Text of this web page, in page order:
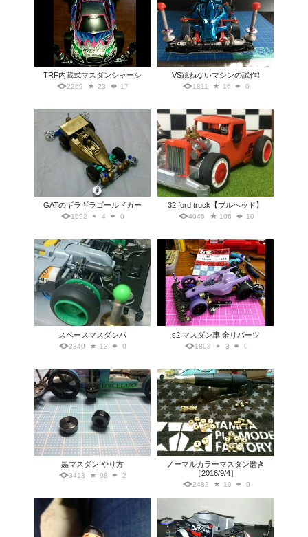
TRF内蔵式マスダンシャーシ
2269 23 17
VS跳ねないマシンの試作❗️
1811 16 0
GATのギラギラゴールドカー
1592 4 0
32 ford truck【ブルヘッド】
4046 106 10
スペースマスダンパ
2340 13 0
s2 マスダン車 余りパーツ
1803 3 0
黒マスダン やり方
3413 98 2
ノーマルカラーマスダン磨き
［2016/9/4］
2482 10 0